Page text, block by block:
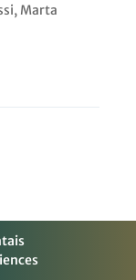
Marta